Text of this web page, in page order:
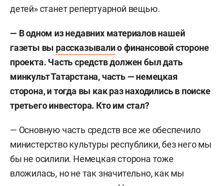
детей» станет репертуарной вещью.
— В одном из недавних материалов нашей
газеты вы рассказывалио финансовой стороне
проекта. Часть средств должен был дать
минкульт Татарстана, часть — немецкая
сторона, и тогда вы как раз находились в поиске
третьего инвестора. Кто им стал?
— Основную часть средств все же обеспечило
министерство культуры республики, без него мы
бы не осилили. Немецкая сторона тоже
вложилась, но не так значительно, как мы